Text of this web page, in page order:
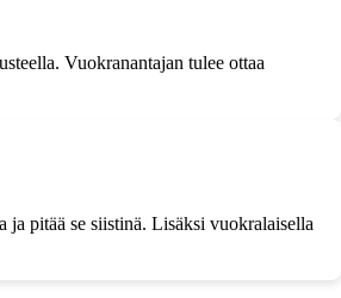
Vuokranantajan tulee ottaa
ja pitää se siistinä. Lisäksi vuokralaisella